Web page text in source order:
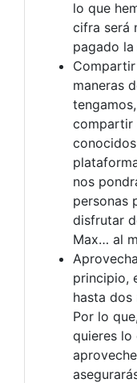
lo que
cifra será
pagado
maneras
compartir
nos
personas
disfrutar
Max… al
principio,
hasta dos
Por lo
quieres lo